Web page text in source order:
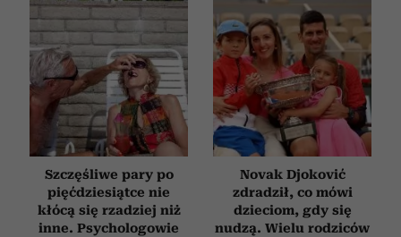
Szczęśliwe pary po
pięćdziesiątce nie
kłócą się rzadziej niż
inne. Psychologowie
Novak Djoković
zdradził, co mówi
dzieciom, gdy się
nudzą. Wielu rodziców